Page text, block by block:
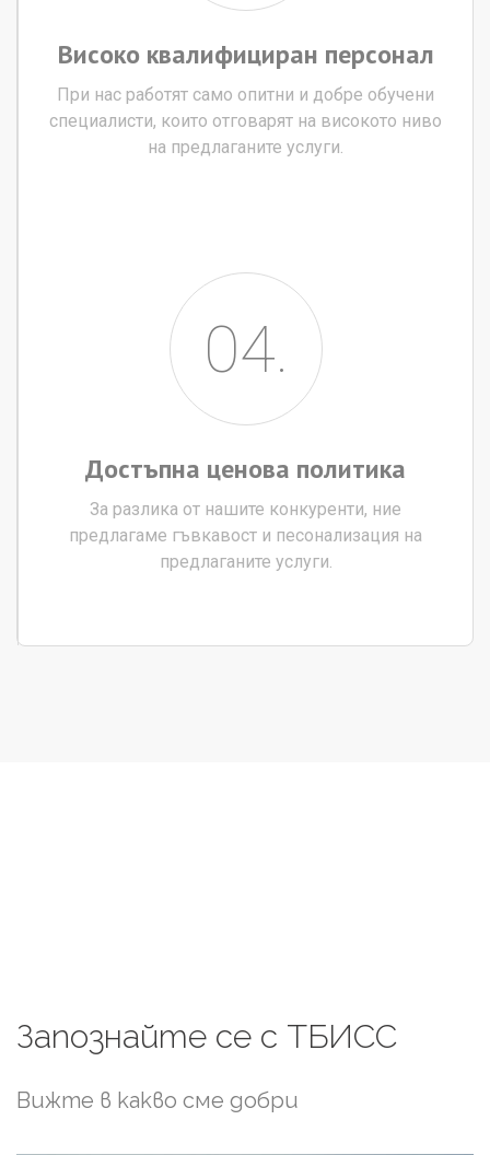
Високо квалифициран персонал
При нас работят само опитни и добре обучени
специалисти, които отговарят на високото ниво
на предлаганите услуги.
04.
Достъпна ценова политика
За разлика от нашите конкуренти, ние
предлагаме гъвкавост и песонализация на
предлаганите услуги.
Запознайте се с ТБИСС
Вижте в какво сме добри